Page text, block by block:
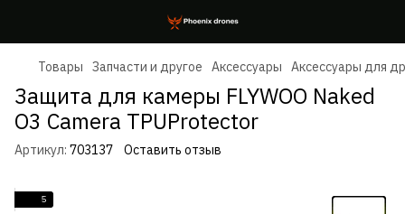
Товары Запчасти и другое Аксессуары Аксессуары для
Защита для камеры FLYWOO Naked
O3 Camera TPUProtector
Артикул: 703137 Оставить отзыв
5